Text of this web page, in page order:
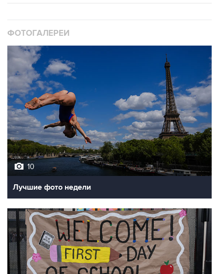
ФОТОГАЛЕРЕИ
10
Лучшие фото недели